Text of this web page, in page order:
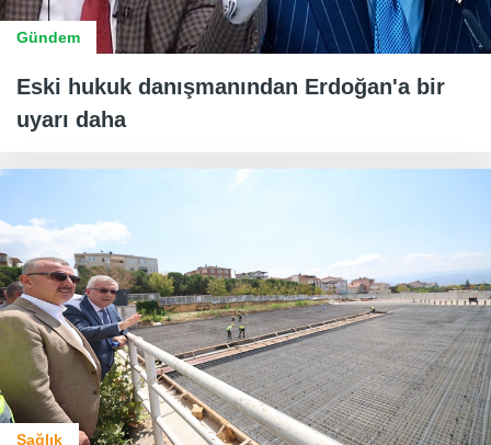
Gündem
Eski hukuk danışmanından Erdoğan'a bir
uyarı daha
Sağlık